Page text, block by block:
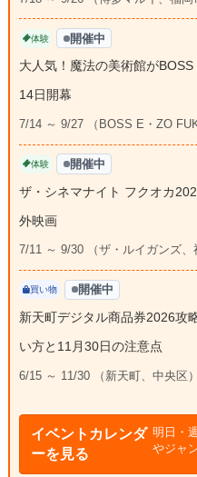
体験 開催中
大人気！魔法の美術館が
14日開幕
7/14 ～ 9/27 （BOSS E・ZO
体験 開催中
ザ・シネマナイト フクオカ
外映画
7/11 ～ 9/30 （ザ・ルイガンズ、
買い物 開催中
新天町デジタル商品券2026攻
い方と11月30日の注意点
6/15 ～ 11/30 （新天町、中央区）
イベントカレンダ
ーを見る
明日・
やジャ